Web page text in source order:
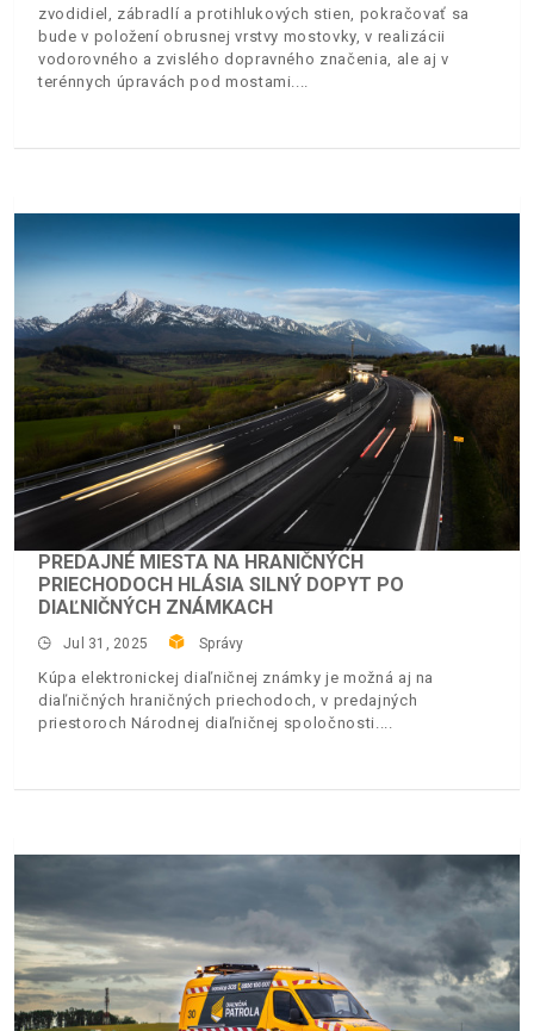
zvodidiel, zábradlí a protihlukových stien, pokračovať sa
bude v položení obrusnej vrstvy mostovky, v realizácii
vodorovného a zvislého dopravného značenia, ale aj v
terénnych úpravách pod mostami.
PREDAJNÉ MIESTA NA HRANIČNÝCH
PRIECHODOCH HLÁSIA SILNÝ DOPYT PO
DIAĽNIČNÝCH ZNÁMKACH
Jul 31, 2025 Správy
Kúpa elektronickej diaľničnej známky je možná aj na
diaľničných hraničných priechodoch, v predajných
priestoroch Národnej diaľničnej spoločnosti.